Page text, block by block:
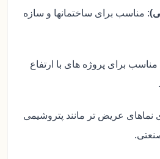
: مناسب برای ساختمانها و سازه
مناسب برای پروژه های با ارتفاع
نماهای عریض تر مانند پتروشیمی